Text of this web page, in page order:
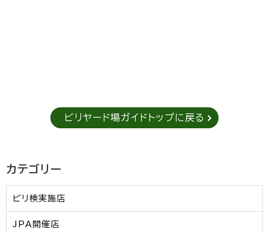
ビリヤード場ガイドトップに戻る
カテゴリー
ビリ検実施店
JPA開催店